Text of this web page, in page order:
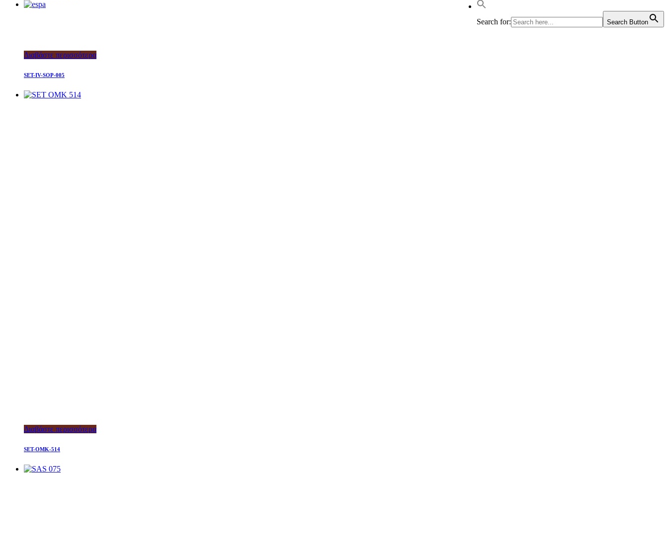
Search for: Search Button
Διαβάστε περισσότερα
SET-IV-SOP-005
Διαβάστε περισσότερα
SET-OMK-514